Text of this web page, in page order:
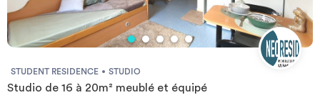
STUDENT RESIDENCE STUDIO
Studio de 16 à 20m² meublé et équipé